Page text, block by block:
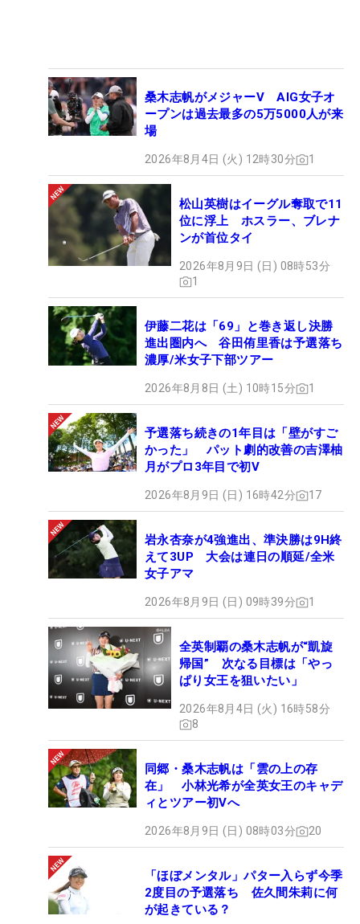
桑木志帆がメジャーV AIG女子オ
ープンは過去最多の5万5000人が来
場
2026年8月4日 (火) 12時30分 1
松山英樹はイーグル奪取で11
位に浮上 ホスラー、ブレナ
ンが首位タイ
2026年8月9日 (日) 08時53分
1
伊藤二花は「69」と巻き返し決勝
進出圏内へ 谷田侑里香は予選落ち
濃厚/米女子下部ツアー
2026年8月8日 (土) 10時15分 1
予選落ち続きの1年目は「壁がすご
かった」 パット劇的改善の吉澤柚
月がプロ3年目で初V
2026年8月9日 (日) 16時42分 17
岩永杏奈が4強進出、準決勝は9H終
えて3UP 大会は連日の順延/全米
女子アマ
2026年8月9日 (日) 09時39分 1
全英制覇の桑木志帆が“凱旋
帰国” 次なる目標は「やっ
ぱり女王を狙いたい」
2026年8月4日 (火) 16時58分
8
同郷・桑木志帆は「雲の上の存
在」 小林光希が全英女王のキャデ
ィとツアー初Vへ
2026年8月9日 (日) 08時03分 20
「ほぼメンタル」パター入らず今季
2度目の予選落ち 佐久間朱莉に何
が起きている？